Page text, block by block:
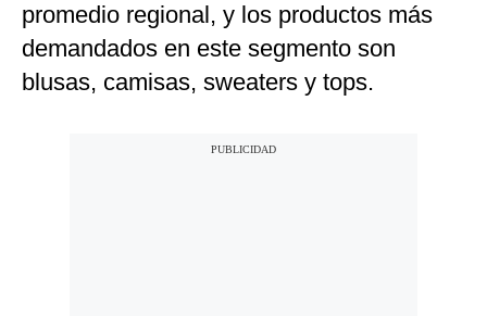
promedio regional, y los productos más
demandados en este segmento son
blusas, camisas, sweaters y tops.